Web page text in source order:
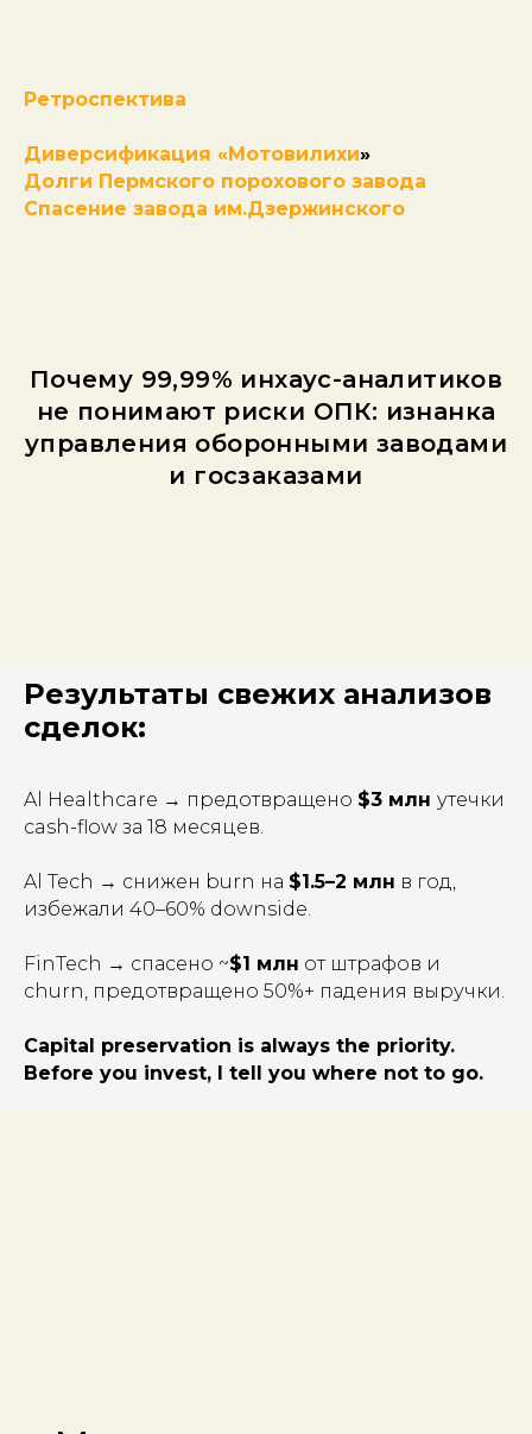
Ретроспектива
Диверсификация «Мотовилихи»
Долги Пермского порохового завода
Спасение завода им.Дзержинского
Почему 99,99% инхаус-аналитиков
не понимают риски ОПК: изнанка
управления оборонными заводами
и госзаказами
Результаты свежих анализов
сделок:
Al Healthcare → предотвращено $3 млн утечки
cash-flow за 18 месяцев.
Al Tech → снижен burn на $1.5–2 млн в год,
избежали 40–60% downside.
FinTech → спасено ~$1 млн от штрафов и
churn, предотвращено 50%+ падения выручки.
Capital preservation is always the priority.
Before you invest, I tell you where not to go.